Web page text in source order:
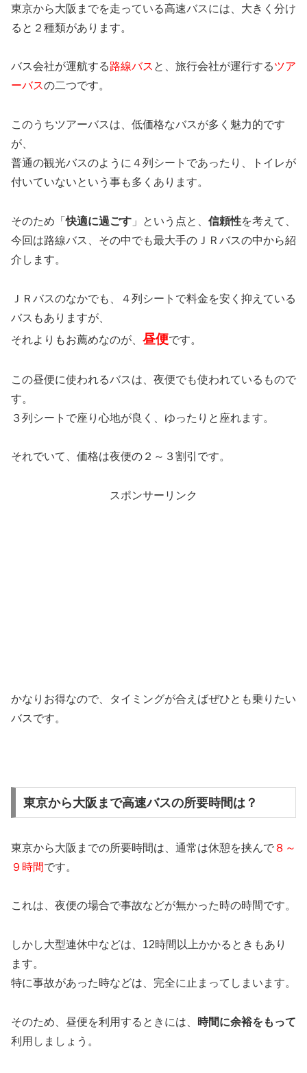
東京から大阪までを走っている高速バスには、大きく分け
ると２種類があります。
バス会社が運航する路線バス と、旅行会社が運行するツア
ーバスの二つです。
このうちツアーバスは、低価格なバスが多く魅力的です
が、
普通の観光バスのように４列シートであったり、トイレが
付いていないという事も多くあります。
そのため「快適に過ごす 」という点と、 信頼性を考えて、
今回は路線バス、その中でも最大手のＪＲバスの中から紹
介します。
ＪＲバスのなかでも、４列シートで料金を安く抑えている
バスもありますが、
それよりもお薦めなのが、 昼便です。
この昼便に使われるバスは、夜便でも使われているもので
す。
３列シートで座り心地が良く、ゆったりと座れます。
それでいて、価格は夜便の２～３割引です。
スポンサーリンク
かなりお得なので、タイミングが合えばぜひとも乗りたい
バスです。
東京から大阪まで高速バスの所要時間は？
東京から大阪までの所要時間は、通常は休憩を挟んで８～
９時間です。
これは、夜便の場合で事故などが無かった時の時間です。
しかし大型連休中などは、12時間以上かかるときもあり
ます。
特に事故があった時などは、完全に止まってしまいます。
そのため、昼便を利用するときには、
時間に余裕をもって
利用しましょう。